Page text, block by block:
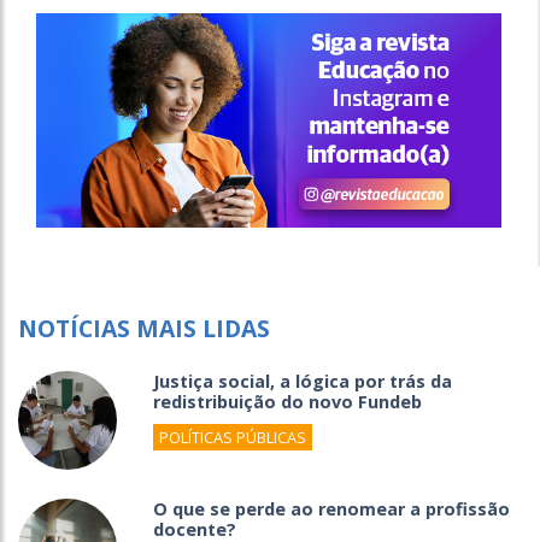
NOTÍCIAS MAIS LIDAS
Justiça social, a lógica por trás da
redistribuição do novo Fundeb
POLÍTICAS PÚBLICAS
O que se perde ao renomear a profissão
docente?